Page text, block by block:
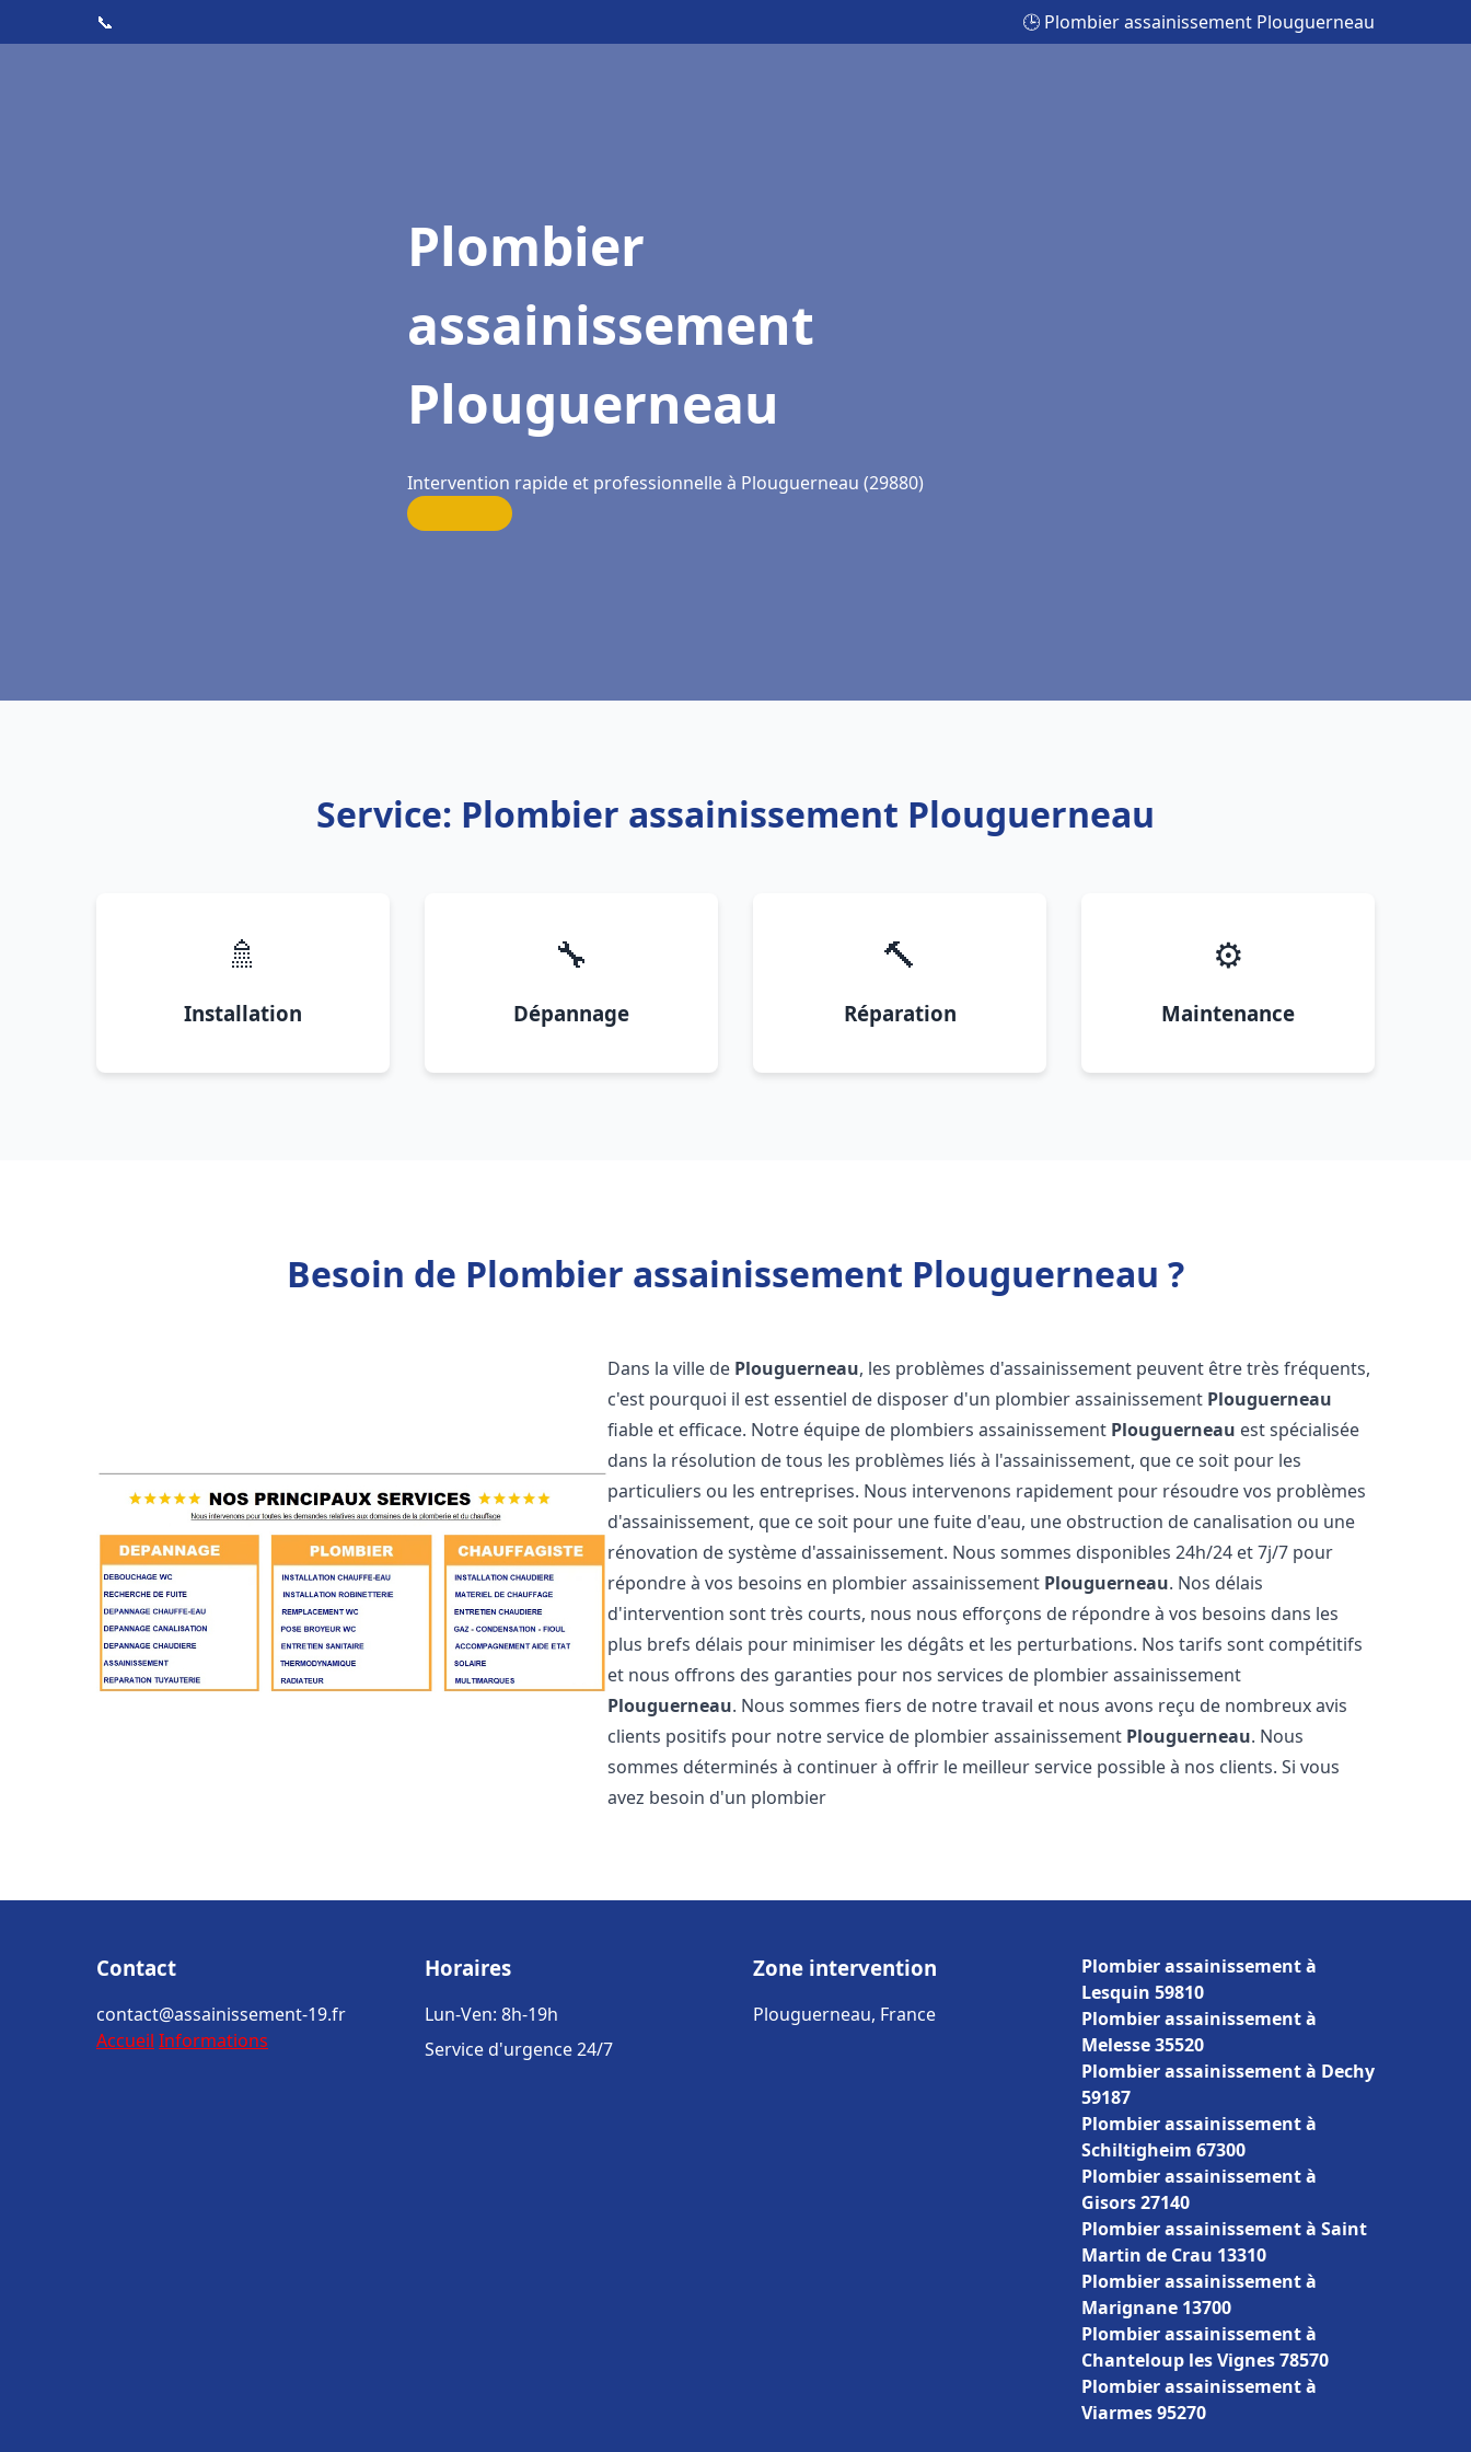
📞 🕒 Plombier assainissement Plouguerneau
Plombier
assainissement
Plouguerneau
Intervention rapide et professionnelle à Plouguerneau (29880)
Service: Plombier assainissement Plouguerneau
🚿
Installation
🔧
Dépannage
🔨
Réparation
⚙️
Maintenance
Besoin de Plombier assainissement Plouguerneau ?
Dans la ville de Plouguerneau, les problèmes d'assainissement peuvent être très fréquents,
c'est pourquoi il est essentiel de disposer d'un plombier assainissement Plouguerneau
fiable et efficace. Notre équipe de plombiers assainissement Plouguerneau est spécialisée
dans la résolution de tous les problèmes liés à l'assainissement, que ce soit pour les
particuliers ou les entreprises. Nous intervenons rapidement pour résoudre vos problèmes
d'assainissement, que ce soit pour une fuite d'eau, une obstruction de canalisation ou une
rénovation de système d'assainissement. Nous sommes disponibles 24h/24 et 7j/7 pour
répondre à vos besoins en plombier assainissement Plouguerneau. Nos délais
d'intervention sont très courts, nous nous efforçons de répondre à vos besoins dans les
plus brefs délais pour minimiser les dégâts et les perturbations. Nos tarifs sont compétitifs
et nous offrons des garanties pour nos services de plombier assainissement
Plouguerneau. Nous sommes fiers de notre travail et nous avons reçu de nombreux avis
clients positifs pour notre service de plombier assainissement Plouguerneau. Nous
sommes déterminés à continuer à offrir le meilleur service possible à nos clients. Si vous
avez besoin d'un plombier
Contact
contact@assainissement-19.fr
Accueil Informations
Horaires
Lun-Ven: 8h-19h
Service d'urgence 24/7
Zone intervention
Plouguerneau, France
Plombier assainissement à
Lesquin 59810
Plombier assainissement à
Melesse 35520
Plombier assainissement à Dechy
59187
Plombier assainissement à
Schiltigheim 67300
Plombier assainissement à
Gisors 27140
Plombier assainissement à Saint
Martin de Crau 13310
Plombier assainissement à
Marignane 13700
Plombier assainissement à
Chanteloup les Vignes 78570
Plombier assainissement à
Viarmes 95270